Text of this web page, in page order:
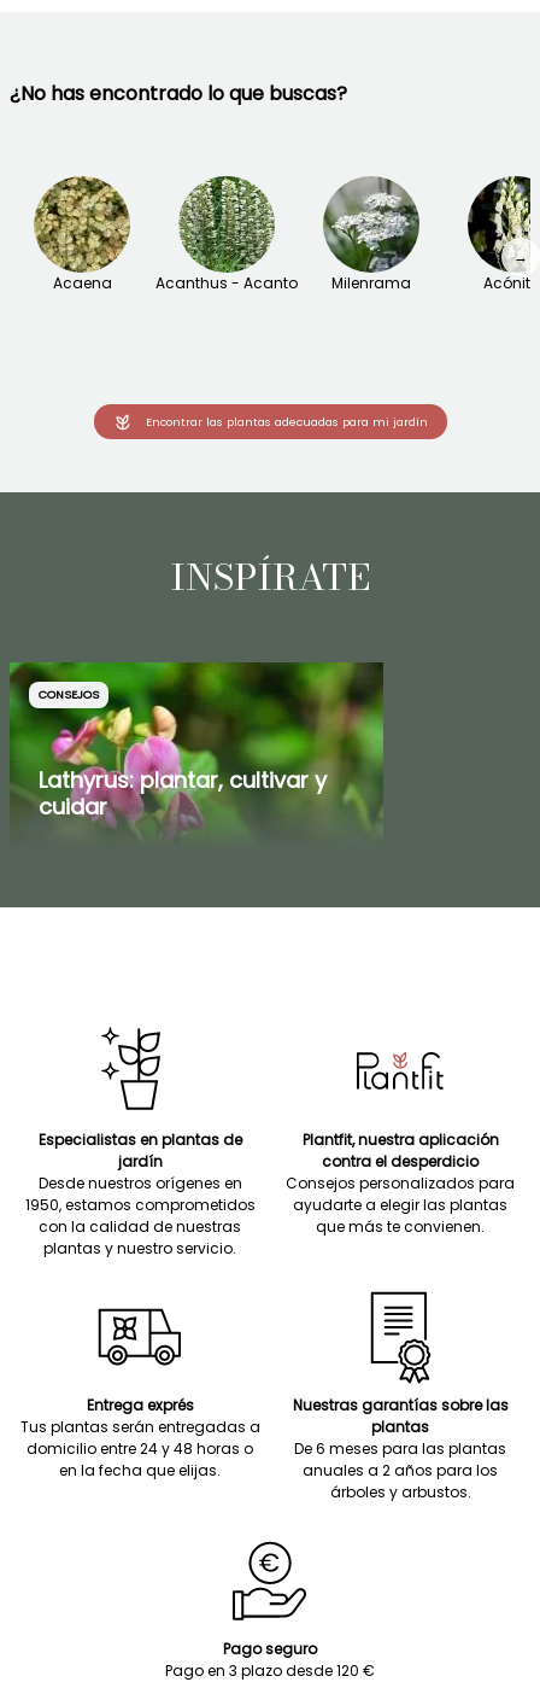
¿No has encontrado lo que buscas?
Acaena Acanthus - Acanto Milenrama
→
Encontrar las plantas adecuadas para mi jardín
INSPÍRATE
CONSEJOS
Lathyrus: plantar, cultivar y
cuidar
Especialistas en plantas de
jardín
Desde nuestros orígenes en
1950, estamos comprometidos
con la calidad de nuestras
plantas y nuestro servicio.
Plantfit, nuestra aplicación
contra el desperdicio
Consejos personalizados para
ayudarte a elegir las plantas
que más te convienen.
Entrega exprés
Tus plantas serán entregadas a
domicilio entre 24 y 48 horas o
en la fecha que elijas.
Nuestras garantías sobre las
plantas
De 6 meses para las plantas
anuales a 2 años para los
árboles y arbustos.
Pago seguro
Pago en 3 plazo desde 120 €